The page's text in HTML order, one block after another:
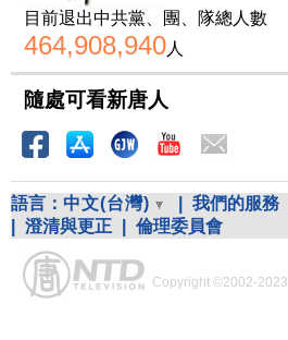
目前退出中共黨、團、隊總人數
464,908,940人
隨處可看新唐人
語言： 中文(台灣) 我們的服務
澄清與更正 倫理委員會
Copyright ©2002-2023